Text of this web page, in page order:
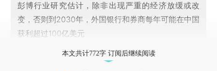
彭博行业研究估计，除非出现严重的经济放缓或改
变，否则到2030年，外国银行和券商每年可能在中国
获利超过100亿美元
本文共计772字 订阅后继续阅读